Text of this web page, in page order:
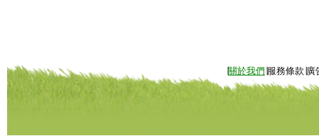
關於我們 ∣服務條款∣廣